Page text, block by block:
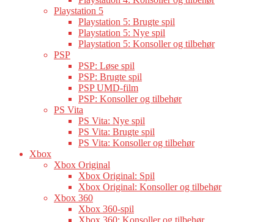
Playstation 5
Playstation 5: Brugte spil
Playstation 5: Nye spil
Playstation 5: Konsoller og tilbehør
PSP
PSP: Løse spil
PSP: Brugte spil
PSP UMD-film
PSP: Konsoller og tilbehør
PS Vita
PS Vita: Nye spil
PS Vita: Brugte spil
PS Vita: Konsoller og tilbehør
Xbox
Xbox Original
Xbox Original: Spil
Xbox Original: Konsoller og tilbehør
Xbox 360
Xbox 360-spil